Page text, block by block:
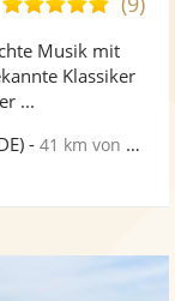
Fotos
5
Musik mit
Klassiker
...
-41 km von Heidelberg